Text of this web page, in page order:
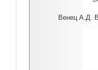
Венец А.Д.